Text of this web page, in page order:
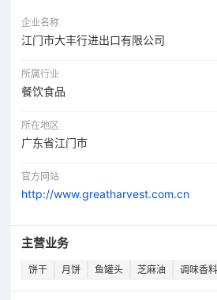
企业名称
江门市大丰行进出口有限公司
所属行业
餐饮食品
所在地区
广东省江门市
官方网站
http://www.greatharvest.com.cn
主营业务
饼干 月饼 鱼罐头 芝麻油 调味香料